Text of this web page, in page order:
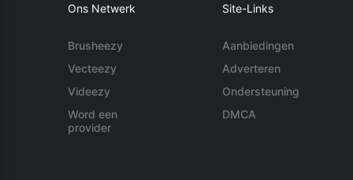
Ons Netwerk
Brusheezy
Vecteezy
Videezy
Word een
provider
Site-Links
Aanbiedingen
Adverteren
Ondersteuning
DMCA